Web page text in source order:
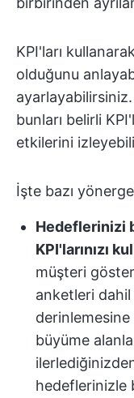
KPI'ları
olduğunu
ayarlayabilirsiniz.
bunları belirli
etkilerini
İşte bazı
Hedeflerinizi
KPI'larınızı
müşteri
anketleri
büyüme
hedeflerinizle